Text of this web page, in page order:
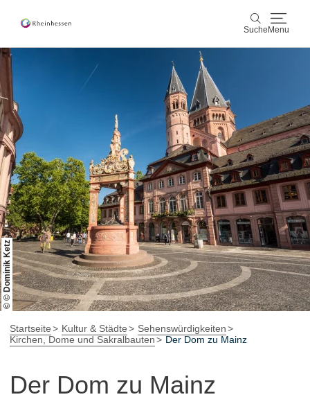
Suche Menu
Wein & Genuss
Aktiv & Natur
Kultur & Städte
Veranstaltungen
Buchung & Service
ShopRheinhessen-Blog Karte
© © Dominik Ketz
Startseite Kultur & Städte
Sehenswürdigkeiten
Kirchen, Dome und Sakralbauten
Der Dom zu Mainz
Der Dom zu Mainz